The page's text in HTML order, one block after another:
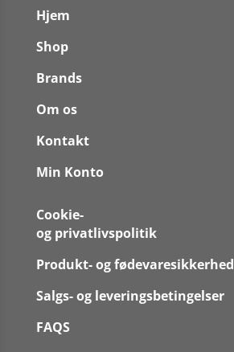
Hjem
Shop
Brands
Om os
Kontakt
Min Konto
Cookie-
og privatlivspolitik
Produkt- og fødevaresikkerhed
Salgs- og leveringsbetingelser
FAQS